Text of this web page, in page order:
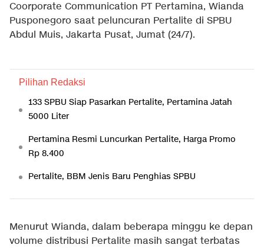
Coorporate Communication PT Pertamina, Wianda
Pusponegoro saat peluncuran Pertalite di SPBU
Abdul Muis, Jakarta Pusat, Jumat (24/7).
Pilihan Redaksi
133 SPBU Siap Pasarkan Pertalite, Pertamina Jatah
5000 Liter
Pertamina Resmi Luncurkan Pertalite, Harga Promo
Rp 8.400
Pertalite, BBM Jenis Baru Penghias SPBU
Menurut Wianda, dalam beberapa minggu ke depan
volume distribusi Pertalite masih sangat terbatas